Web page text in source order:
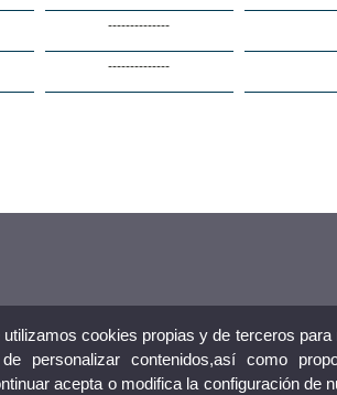
--------------
--------------
cookies propias y de terceros para
contenidos,así como
acepta o modifica la configuración de